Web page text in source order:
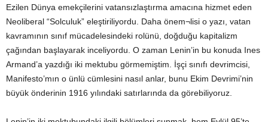
Ezilen Dünya emekçilerini vatansızlaştırma amacına hizmet eden
Neoliberal “Solculuk” eleştiriliyordu. Daha önem¬lisi o yazı, vatan
kavramının sınıf mücadelesindeki rolünü, doğduğu kapitalizm
çağından başlayarak inceliyordu. O zaman Lenin’in bu konuda Ines
Armand’a yazdığı iki mektubu görmemiştim. İşçi sınıfı devrimcisi,
Manifesto’mın o ünlü cümlesini nasıl anlar, bunu Ekim Devrimi’nin
büyük önderinin 1916 yılındaki satırlarında da görebiliyoruz.